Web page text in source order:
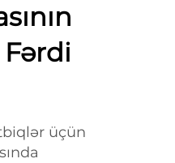
üçün